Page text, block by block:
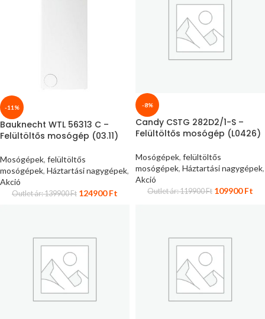
-11%
Bauknecht WTL 56313 C –
Felültöltős mosógép (03.11)
Mosógépek, felültöltős
mosógépek, Háztartási nagygépek,
Akció
Outlet ár:139900Ft 124900Ft
-8%
Candy CSTG 282D2/1-S –
Felültöltős mosógép (L0426)
Mosógépek, felültöltős
mosógépek, Háztartási nagygépek,
Akció
Outlet ár:119900Ft 109900Ft